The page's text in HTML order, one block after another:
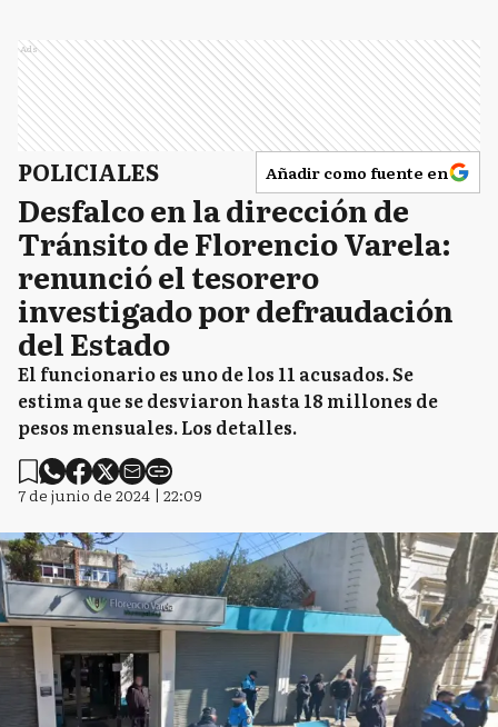
Ads
POLICIALES Añadir como fuente en
Desfalco en la dirección de
Tránsito de Florencio Varela:
renunció el tesorero
investigado por defraudación
del Estado
El funcionario es uno de los 11 acusados. Se
estima que se desviaron hasta 18 millones de
pesos mensuales. Los detalles.
7 de junio de 2024 | 22:09